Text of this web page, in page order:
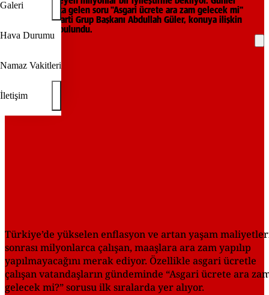
Galeri
Hava Durumu
Namaz Vakitleri
İletişim
ilerledikçe sıkça gelen soru "Asgari ücrete ara zam gelecek mi"
şeklinde. AK Parti Grup Başkanı Abdullah Güler, konuya ilişkin
açıklamalarda bulundu.
REKLAM
Türkiye’de yükselen enflasyon ve artan yaşam
sonrası milyonlarca çalışan, maaşlara ara zam yapılıp
yapılmayacağını merak ediyor. Özellikle asgari ücretle
çalışan vatandaşların gündeminde “Asgari ücrete ara
gelecek mi?” sorusu ilk sıralarda yer alıyor.